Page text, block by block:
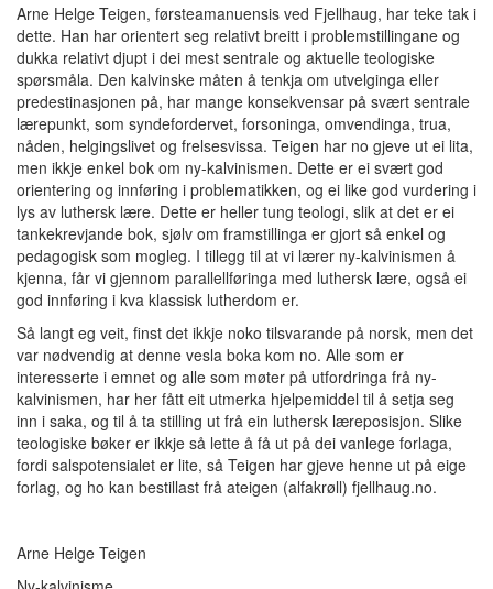
Arne Helge Teigen, førsteamanuensis ved Fjellhaug, har teke tak i
dette. Han har orientert seg relativt breitt i problemstillingane og
dukka relativt djupt i dei mest sentrale og aktuelle teologiske
spørsmåla. Den kalvinske måten å tenkja om utvelginga eller
predestinasjonen på, har mange konsekvensar på svært sentrale
lærepunkt, som syndefordervet, forsoninga, omvendinga, trua,
nåden, helgingslivet og frelsesvissa. Teigen har no gjeve ut ei lita,
men ikkje enkel bok om ny-kalvinismen. Dette er ei svært god
orientering og innføring i problematikken, og ei like god vurdering i
lys av luthersk lære. Dette er heller tung teologi, slik at det er ei
tankekrevjande bok, sjølv om framstillinga er gjort så enkel og
pedagogisk som mogleg. I tillegg til at vi lærer ny-kalvinismen å
kjenna, får vi gjennom parallellføringa med luthersk lære, også ei
god innføring i kva klassisk lutherdom er.
Så langt eg veit, finst det ikkje noko tilsvarande på norsk, men det
var nødvendig at denne vesla boka kom no. Alle som er
interesserte i emnet og alle som møter på utfordringa frå ny-
kalvinismen, har her fått eit utmerka hjelpemiddel til å setja seg
inn i saka, og til å ta stilling ut frå ein luthersk læreposisjon. Slike
teologiske bøker er ikkje så lette å få ut på dei vanlege forlaga,
fordi salspotensialet er lite, så Teigen har gjeve henne ut på eige
forlag, og ho kan bestillast frå ateigen (alfakrøll) fjellhaug.no.
Arne Helge Teigen